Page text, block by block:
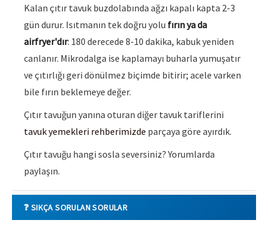
Kalan çıtır tavuk buzdolabında ağzı kapalı kapta 2-3
gün durur. Isıtmanın tek doğru yolu fırın ya da
airfryer'dır: 180 derecede 8-10 dakika, kabuk yeniden
canlanır. Mikrodalga ise kaplamayı buharla yumuşatır
ve çıtırlığı geri dönülmez biçimde bitirir; acele varken
bile fırın beklemeye değer.
Çıtır tavuğun yanına oturan diğer tavuk tariflerini
tavuk yemekleri rehberimizde parçaya göre ayırdık.
Çıtır tavuğu hangi sosla seversiniz? Yorumlarda
paylaşın.
❓ SIKÇA SORULAN SORULAR